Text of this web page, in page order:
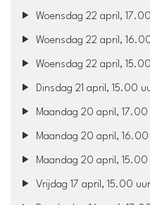
Woensdag 22 april,
Woensdag 22 april,
Woensdag 22 april,
Dinsdag 21 april, 15.00
Maandag 20 april, 17.00
Maandag 20 april,
Maandag 20 april, 15.00
Vrijdag 17 april, 15.00 uur